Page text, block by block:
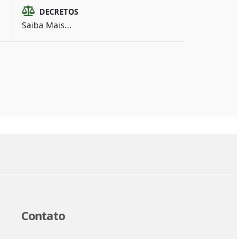
DECRETOS
Saiba Mais...
Contato